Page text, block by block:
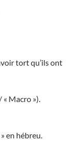
tort qu’ils ont
« Macro »).
en hébreu.